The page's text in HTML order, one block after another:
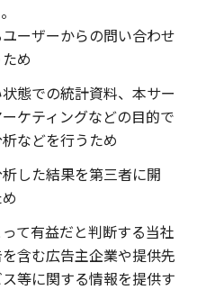
ーザーからの問い合わせ
め
態での統計資料、本サー
ケティングなどの目的で
などを行うため
した結果を第三者に開
て有益だと判断する当社
含む広告主企業や提供先
等に関する情報を提供す